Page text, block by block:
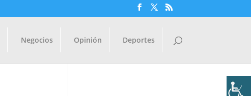
Negocios Opinión Deportes